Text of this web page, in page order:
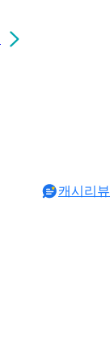
캐시리뷰